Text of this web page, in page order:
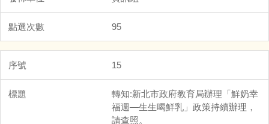
95
15
轉知:新北市政府教育局辦理「鮮奶幸
福週—生生喝鮮乳」政策持續辦理，
請查照。